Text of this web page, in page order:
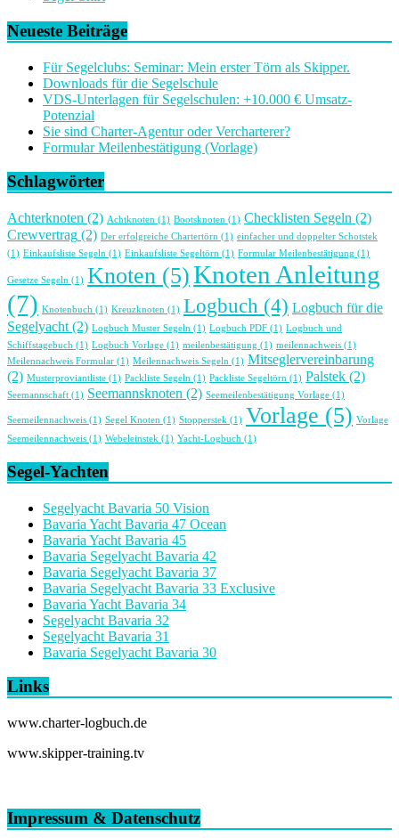
Neueste Beiträge
Für Segelclubs: Seminar: Mein erster Törn als Skipper.
Downloads für die Segelschule
VDS-Unterlagen für Segelschulen: +10.000 € Umsatz-
Potenzial
Sie sind Charter-Agentur oder Vercharterer?
Formular Meilenbestätigung (Vorlage)
Schlagwörter
Achterknoten (2) Achtknoten (1) Bootsknoten (1) Checklisten Segeln (2)
Crewvertrag (2) Der erfolgreiche Chartertörn (1) einfacher und doppelter Schotstek
(1) Einkaufsliste Segeln (1) Einkaufsliste Segeltörn (1) Formular Meilenbestätigung (1)
Gesetze Segeln (1) Knoten (5)Knoten Anleitung
(7) Knotenbuch (1) Kreuzknoten (1) Logbuch (4) Logbuch für die
Segelyacht(2) Logbuch Muster Segeln (1) Logbuch PDF (1) Logbuch und
Schiffstagebuch (1) Logbuch Vorlage (1) meilenbestätigung (1) meilennachweis (1)
Meilennachweis Formular (1) Meilennachweis Segeln (1) Mitseglervereinbarung
(2) Musterproviantliste (1) Packliste Segeln (1) Packliste Segeltörn (1) Palstek (2)
Seemannschaft (1) Seemannsknoten (2) Seemeilenbestätigung Vorlage (1)
Seemeilennachweis (1) Segel Knoten (1) Stopperstek (1) Vorlage (5) Vorlage
Seemeilennachweis (1) Webeleinstek (1) Yacht-Logbuch (1)
Segel-Yachten
Segelyacht Bavaria 50 Vision
Bavaria Yacht Bavaria 47 Ocean
Bavaria Yacht Bavaria 45
Bavaria Segelyacht Bavaria 42
Bavaria Segelyacht Bavaria 37
Bavaria Segelyacht Bavaria 33 Exclusive
Bavaria Yacht Bavaria 34
Segelyacht Bavaria 32
Segelyacht Bavaria 31
Bavaria Segelyacht Bavaria 30
Links
www.charter-logbuch.de
www.skipper-training.tv
Impressum & Datenschutz